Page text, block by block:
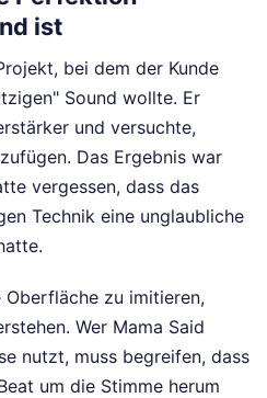
ist
bei dem der Kunde
Sound wollte. Er
und versuchte,
Das Ergebnis war
vergessen, dass das
Technik eine unglaubliche
zu imitieren,
Wer Mama Said
nutzt, muss begreifen, dass
um die Stimme herum